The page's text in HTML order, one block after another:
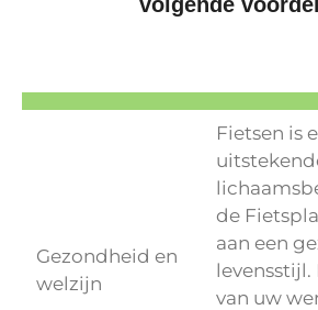
Gezondheid en
welzijn
Fietsen is
de
aan een
van uw